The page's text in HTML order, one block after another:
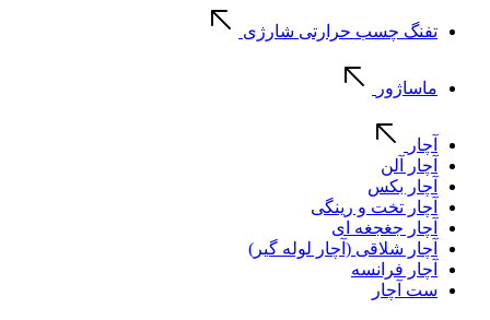
تفنگ چسب حرارتی شارژی
ماساژور
آچار
آچار آلن
آچار بکس
آچار تخت و رینگی
آچار جغجغه ای
آچار شلاقی (آچار لوله گیر)
آچار فرانسه
ست آچار